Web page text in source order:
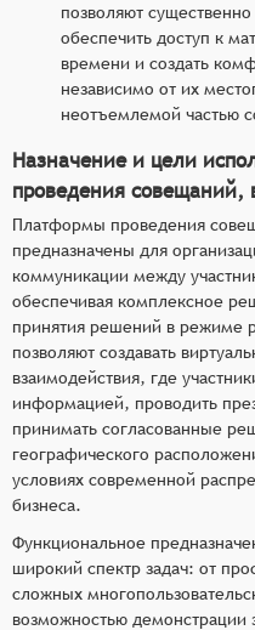
позволяют
обеспечить доступ к
времени и создать
независимо от их
неотъемлемой частью
Назначение и цели
проведения совещаний,
Платформы проведения
предназначены для
коммуникации между
обеспечивая комплексное
принятия решений в режиме
позволяют создавать
взаимодействия, где
информацией, проводить
принимать согласованные
географического
условиях современной
бизнеса.
Функциональное
широкий спектр задач: от
сложных
возможностью